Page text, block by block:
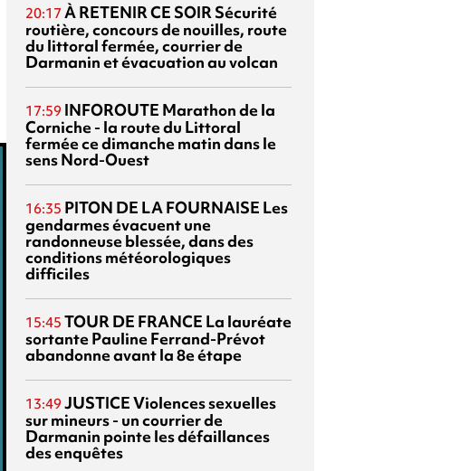
20:17 À RETENIR CE SOIR Sécurité
routière, concours de nouilles, route
du littoral fermée, courrier de
Darmanin et évacuation au volcan
17:59 INFOROUTE Marathon de la
Corniche - la route du Littoral
fermée ce dimanche matin dans le
sens Nord-Ouest
16:35 PITON DE LA FOURNAISE Les
gendarmes évacuent une
randonneuse blessée, dans des
conditions météorologiques
difficiles
15:45 TOUR DE FRANCE La lauréate
sortante Pauline Ferrand-Prévot
abandonne avant la 8e étape
13:49 JUSTICEViolences sexuelles
sur mineurs - un courrier de
Darmanin pointe les défaillances
des enquêtes